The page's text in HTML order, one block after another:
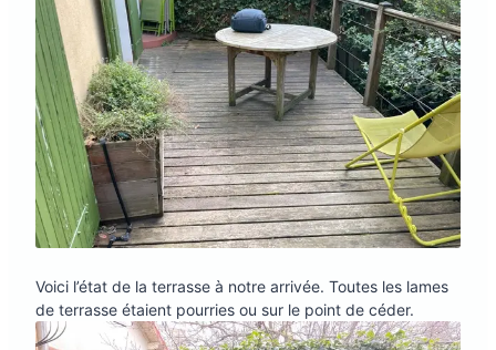
Voici l’état de la terrasse à notre arrivée. Toutes les lames
de terrasse étaient pourries ou sur le point de céder.